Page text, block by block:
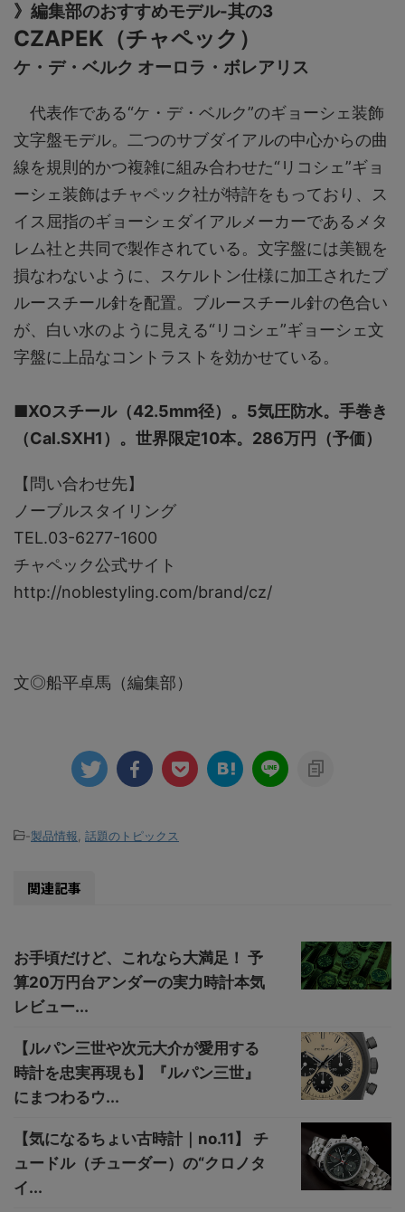
》編集部のおすすめモデル-其の3
CZAPEK（チャペック）
ケ・デ・ベルク オーロラ・ボレアリス
代表作である“ケ・デ・ベルク”のギョーシェ装飾
文字盤モデル。二つのサブダイアルの中心からの曲
線を規則的かつ複雑に組み合わせた“リコシェ”ギョ
ーシェ装飾はチャペック社が特許をもっており、ス
イス屈指のギョーシェダイアルメーカーであるメタ
レム社と共同で製作されている。文字盤には美観を
損なわないように、スケルトン仕様に加工されたブ
ルースチール針を配置。ブルースチール針の色合い
が、白い水のように見える“リコシェ”ギョーシェ文
字盤に上品なコントラストを効かせている。
■XOスチール（42.5mm径）。5気圧防水。手巻き
（Cal.SXH1）。世界限定10本。286万円（予価）
【問い合わせ先】
ノーブルスタイリング
TEL.03-6277-1600
チャペック公式サイト
http://noblestyling.com/brand/cz/
文◎船平卓馬（編集部）
-製品情報 話題のトピックス
関連記事
お手頃だけど、これなら大満足！ 予
算20万円台アンダーの実力時計本気
レビュー...
【ルパン三世や次元大介が愛用する
時計を忠実再現も】『ルパン三世』
にまつわるウ...
【気になるちょい古時計｜no.11】 チ
ュードル（チューダー）の“クロノタ
イ...